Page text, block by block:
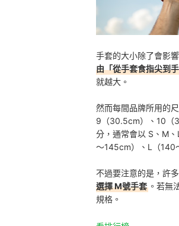
手套的大小除了會影
由「從手套食指尖到
就越大。
然而每間品牌所用的
9（30.5cm）、10（
分，通常會以 S、M
～145cm）、L（140
不過要注意的是，許
選擇 M號手套 。若無
規格。